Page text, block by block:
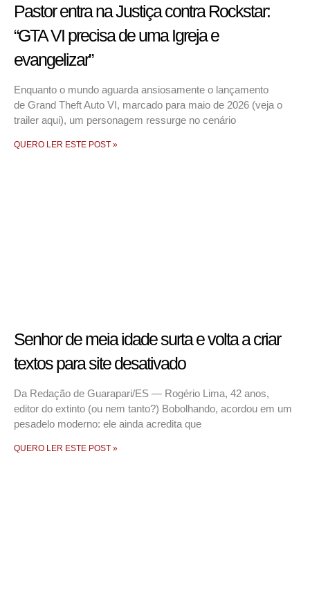
Pastor entra na Justiça contra Rockstar:
“GTA VI precisa de uma Igreja e
evangelizar”
Enquanto o mundo aguarda ansiosamente o lançamento
de Grand Theft Auto VI, marcado para maio de 2026 (veja o
trailer aqui), um personagem ressurge no cenário
QUERO LER ESTE POST »
Senhor de meia idade surta e volta a criar
textos para site desativado
Da Redação de Guarapari/ES — Rogério Lima, 42 anos,
editor do extinto (ou nem tanto?) Bobolhando, acordou em um
pesadelo moderno: ele ainda acredita que
QUERO LER ESTE POST »